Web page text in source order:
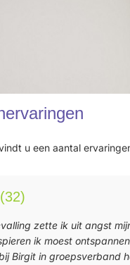
u een aantal
zette ik uit angst
ik moest
Birgit in groepsverband